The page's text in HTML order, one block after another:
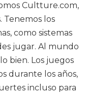
Cultture.com,
Tenemos los
como sistemas
jugar. Al mundo
bien. Los juegos
durante los años,
incluso para